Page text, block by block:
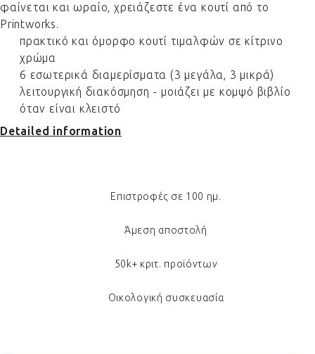
φαίνεται και ωραίο, χρειάζεστε ένα κουτί από το
Printworks.
πρακτικό και όμορφο κουτί τιμαλφών σε κίτρινο
χρώμα
6 εσωτερικά διαμερίσματα (3 μεγάλα, 3 μικρά)
λειτουργική διακόσμηση - μοιάζει με κομψό βιβλίο
όταν είναι κλειστό
Detailed information
Επιστροφές σε 100 ημ.
Άμεση αποστολή
50k+ κριτ. προϊόντων
Οικολογική συσκευασία